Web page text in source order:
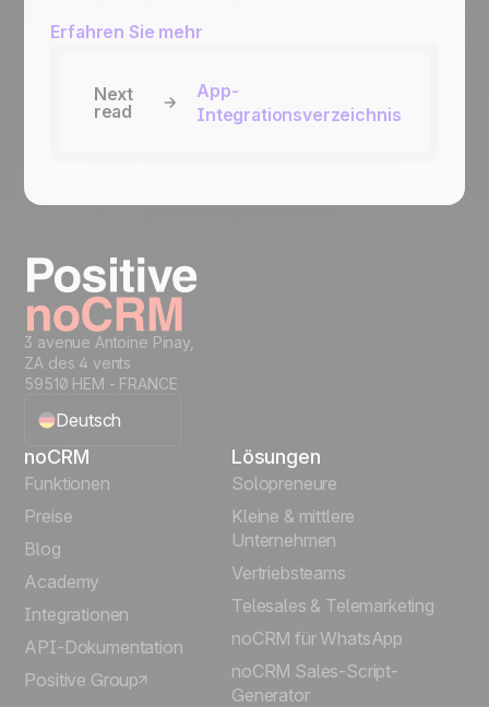
Erfahren Sie mehr
Next
read
App-
Integrationsverzeichnis
3 avenue Antoine Pinay,
ZA des 4 vents
59510 HEM - FRANCE
Deutsch
English
Español
Português
Italiano
noCRM
Funktionen
Preise
Blog
Academy
Integrationen
API-Dokumentation
Positive Group
Lösungen
Solopreneure
Kleine & mittlere
Unternehmen
Vertriebsteams
Telesales & Telemarketing
noCRM für WhatsApp
noCRM Sales-Script-
Generator